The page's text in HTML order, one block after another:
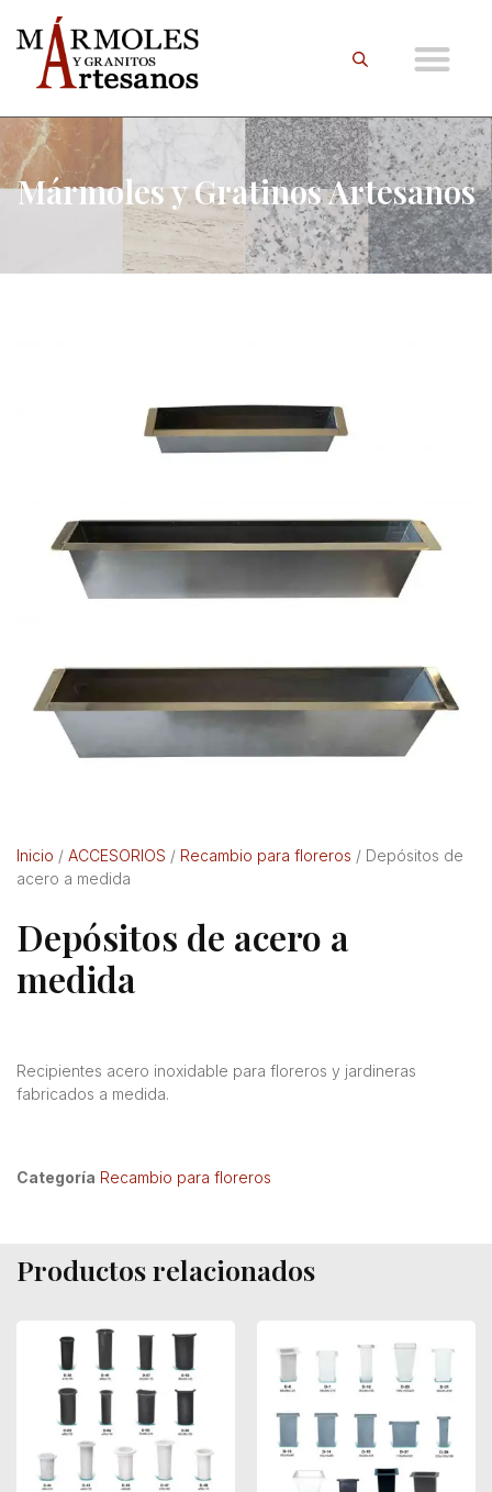
Mármoles y Gratinos Artesanos
Inicio / ACCESORIOS / Recambio para floreros / Depósitos de
acero a medida
Depósitos de acero a
medida
Recipientes acero inoxidable para floreros y jardineras
fabricados a medida.
Categoría Recambio para floreros
Productos relacionados